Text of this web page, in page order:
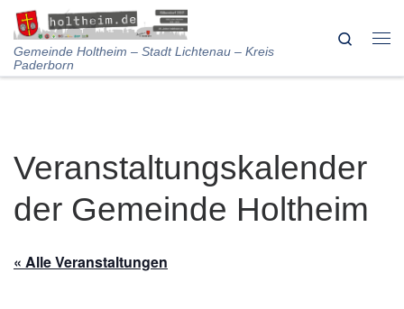
Skip to content
Gemeinde Holtheim – Stadt Lichtenau – Kreis
Paderborn
Search
Veranstaltungskalender
der Gemeinde Holtheim
« Alle Veranstaltungen